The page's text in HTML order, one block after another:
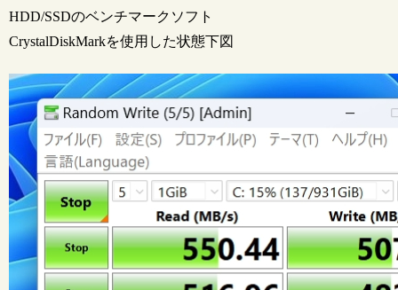
HDD/SSDのベンチマークソフト
CrystalDiskMarkを使用した状態下図